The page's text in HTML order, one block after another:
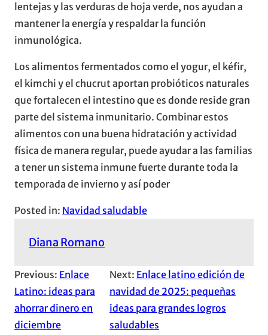
lentejas y las verduras de hoja verde, nos ayudan a
mantener la energía y respaldar la función
inmunológica.
Los alimentos fermentados como el yogur, el kéfir,
el kimchi y el chucrut aportan probióticos naturales
que fortalecen el intestino que es donde reside gran
parte del sistema inmunitario. Combinar estos
alimentos con una buena hidratación y actividad
física de manera regular, puede ayudar a las familias
a tener un sistema inmune fuerte durante toda la
temporada de invierno y así poder
Posted in: Navidad saludable
Diana Romano
Previous: Enlace
Latino: ideas para
ahorrar dinero en
diciembre
Next: Enlace latino edición de
navidad de 2025: pequeñas
ideas para grandes logros
saludables